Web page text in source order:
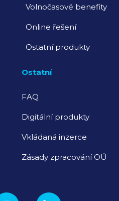
Volnočasové benefity
Online řešení
Ostatní produkty
Ostatní
FAQ
Digitální produkty
Vkládaná inzerce
Zásady zpracování OÚ